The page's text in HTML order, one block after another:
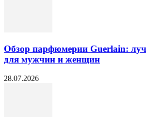
Обзор парфюмерии Guerlain:
для мужчин и женщин
28.07.2026